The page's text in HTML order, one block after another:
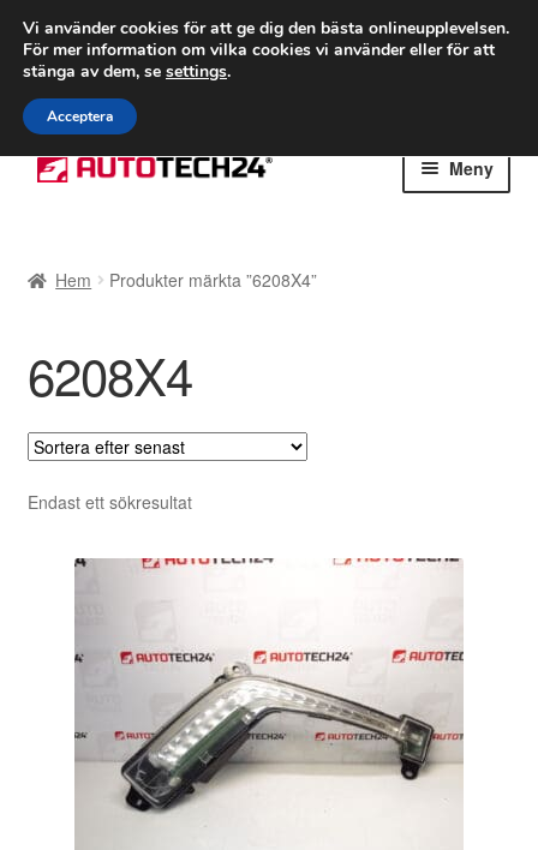
FRAKT från 75 kr
Världsomspännande frakt
Ring 766 924 713
Hoppa
till
Hoppa
till
Meny
Betalningar
Integritetspolicy
Klagomål
Kolla upp
Kontakt
Reklamationsprocedur
Hem Produkter märkta ”6208X4”
6208X4
Endast ett sökresultat
Vi använder cookies för att ge dig den bästa onlineupplevelsen.
För mer information om vilka cookies vi använder eller för att
stänga av dem, se settings.
Acceptera